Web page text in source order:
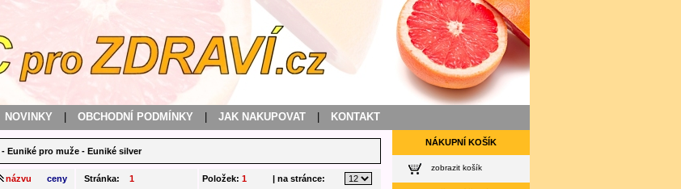
NOVINKY OBCHODNÍ PODMÍNKY JAK NAKUPOVAT KONTAKT
- Euniké pro muže - Euniké silver
názvu ceny Stránka: 1 Položek: 1 | na stránce:
NÁKUPNÍ KOŠÍK
zobrazit košík